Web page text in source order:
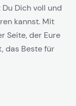
Dich voll und
kannst. Mit
Seite, der Eure
das Beste für